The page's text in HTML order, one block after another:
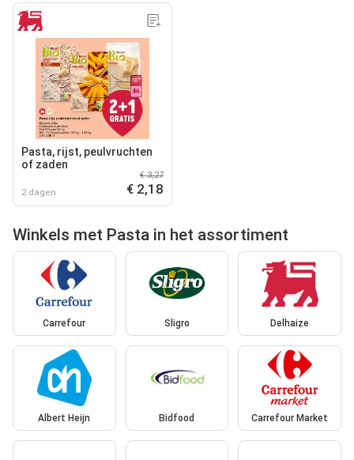
Pasta, rijst, peulvruchten
of zaden
2 dagen
€ 3,27
€ 2,18
Winkels met Pasta in het assortiment
Carrefour Sligro Delhaize
Albert Heijn Bidfood Carrefour Market